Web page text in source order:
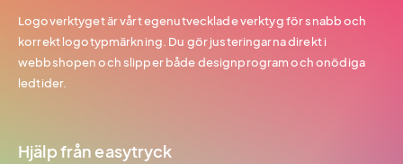
Logoverktyget är vårt egenutvecklade verktyg för snabb och
korrekt logotypmärkning. Du gör justeringarna direkt i
webbshopen och slipper både designprogram och onödiga
ledtider.
Hjälp från easytryck